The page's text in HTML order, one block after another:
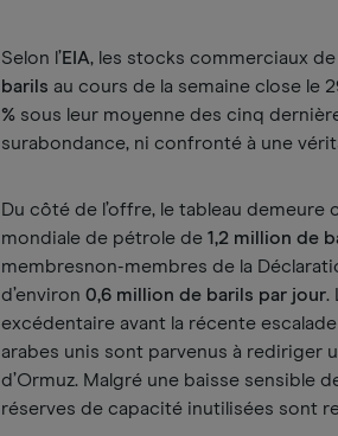
Selon l’EIA, les stocks commerciaux
barils au cours de la semaine close le
% sous leur moyenne des cinq
surabondance, ni confronté à une
Du côté de l’offre, le tableau demeure
mondiale de pétrole de1,2 million de
membresnon-membres de la
d’environ0,6 million de barils par jour.
excédentaire avant la récente
arabes unis sont parvenus à
d’Ormuz. Malgré une baisse sensible
réserves de capacité inutilisées sont